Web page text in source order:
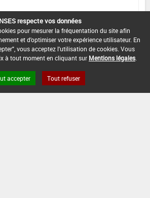
DE L'USAGE :
respecte vos données
pour mesurer la fréquentation du site afin
et d'optimiser votre expérience utilisateur. En
vous acceptez l'utilisation de cookies. Vous
à tout moment en cliquant sur Mentions légales
accepter Tout refuser